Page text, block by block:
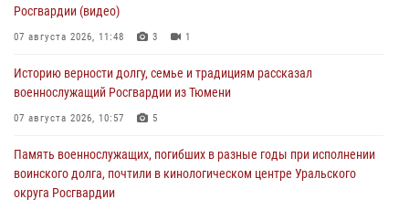
Росгвардии (видео)
07 августа 2026, 11:48 3 1
Историю верности долгу, семье и традициям рассказал
военнослужащий Росгвардии из Тюмени
07 августа 2026, 10:57 5
Память военнослужащих, погибших в разные годы при исполнении
воинского долга, почтили в кинологическом центре Уральского
округа Росгвардии